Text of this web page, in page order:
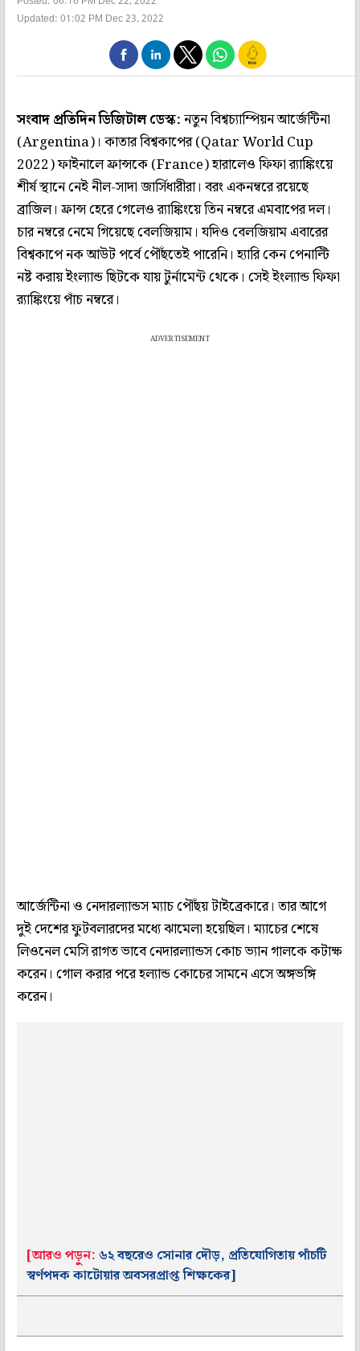
Updated: 01:02 PM Dec 23, 2022
সংবাদ প্রতিদিন ডিজিটাল ডেস্ক:নতুন বিশ্বচ্যাম্পিয়ন আর্জেন্টিনা
(Argentina)। কাতার বিশ্বকাপের (Qatar World Cup
2022) ফাইনালে ফ্রান্সকে (France) হারালেও ফিফা র‌্যাঙ্কিংয়ে
শীর্ষ স্থানে নেই নীল-সাদা জার্সিধারীরা। বরং একনম্বরে রয়েছে
ব্রাজিল। ফ্রান্স হেরে গেলেও র‌্যাঙ্কিংয়ে তিন নম্বরে এমবাপের দল।
চার নম্বরে নেমে গিয়েছে বেলজিয়াম। যদিও বেলজিয়াম এবারের
বিশ্বকাপে নক আউট পর্বে পৌঁছতেই পারেনি। হ্যারি কেন পেনাল্টি
নষ্ট করায় ইংল্যান্ড ছিটকে যায় টুর্নামেন্ট থেকে। সেই ইংল্যান্ড ফিফা
র‌্যাঙ্কিংয়ে পাঁচ নম্বরে।
ADVERTISEMENT
আর্জেন্টিনা ও নেদারল্যান্ডস ম্যাচ পৌঁছয় টাইব্রেকারে। তার আগে
দুই দেশের ফুটবলারদের মধ্যে ঝামেলা হয়েছিল। ম্যাচের শেষে
লিওনেল মেসি রাগত ভাবে নেদারল্যান্ডস কোচ ভ্যান গালকে কটাক্ষ
করেন। গোল করার পরে হল্যান্ড কোচের সামনে এসে অঙ্গভঙ্গি
করেন।
[আরও পড়ুন: ৬২ বছরেও সোনার দৌড়, প্রতিযোগিতায় পাঁচটি
স্বর্ণপদক কাটোয়ার অবসরপ্রাপ্ত শিক্ষকের]